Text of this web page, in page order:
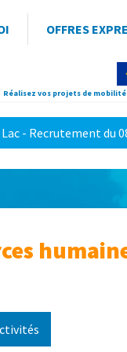
OFFRES
Réalisez vos projets de
- Recrutement du